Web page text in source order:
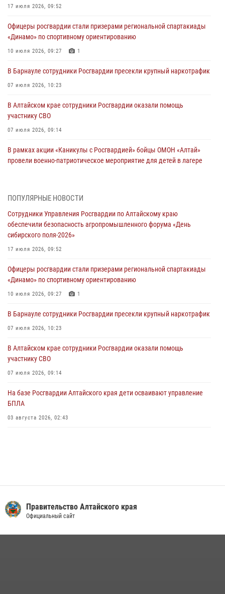
17 июля 2026, 09:52
Офицеры росгвардии стали призерами региональной спартакиады
«Динамо» по спортивному ориентированию
10 июля 2026, 09:27 1
В Барнауле сотрудники Росгвардии пресекли крупный наркотрафик
07 июля 2026, 10:23
В Алтайском крае сотрудники Росгвардии оказали помощь
участнику СВО
07 июля 2026, 09:14
В рамках акции «Каникулы с Росгвардией» бойцы ОМОН «Алтай»
провели военно-патриотическое мероприятие для детей в лагере
акции «Коробка храбрости»
Сотрудники Росгвардии провели встречу с юными пограничниками
03 июля 2026, 04:03
Управление Росгвардии по Алтайскому краю провело для детей
02 июля 2026, 00:55
Алтайскому краю подведены итоги «прямой линии»
01 июля 2026, 07:49
ПОПУЛЯРНЫЕ НОВОСТИ
Сотрудники Управления Росгвардии по Алтайскому краю
обеспечили безопасность агропромышленного форума «День
сибирского поля-2026»
17 июля 2026, 09:52
Офицеры росгвардии стали призерами региональной спартакиады
«Динамо» по спортивному ориентированию
10 июля 2026, 09:27 1
В Барнауле сотрудники Росгвардии пресекли крупный наркотрафик
07 июля 2026, 10:23
В Алтайском крае сотрудники Росгвардии оказали помощь
участнику СВО
07 июля 2026, 09:14
На базе Росгвардии Алтайского края дети осваивают управление
БПЛА
03 августа 2026, 02:43
Правительство Алтайского края
Официальный сайт